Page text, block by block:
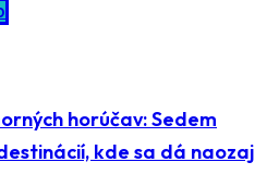
horúčav: Sedem
kde sa dá naozaj